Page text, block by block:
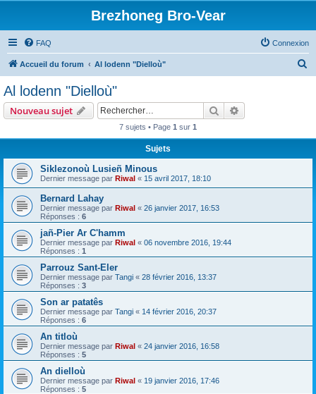
Brezhoneg Bro-Vear
FAQ Connexion
Accueil du forum Al lodenn "Dielloù"
Al lodenn "Dielloù"
Nouveau sujet Rechercher
7 sujets • Page 1 sur 1
Sujets
Siklezonoù Lusieñ Minous
Dernier message par Riwal « 15 avril 2017, 18:10
Bernard Lahay
Dernier message par Riwal « 26 janvier 2017, 16:53
Réponses : 6
jañ-Pier Ar C'hamm
Dernier message par Riwal « 06 novembre 2016, 19:44
Réponses : 1
Parrouz Sant-Eler
Dernier message par Tangi « 28 février 2016, 13:37
Réponses : 3
Son ar patatês
Dernier message par Tangi « 14 février 2016, 20:37
Réponses : 6
An titloù
Dernier message par Riwal « 24 janvier 2016, 16:58
Réponses : 5
An dielloù
Dernier message par Riwal « 19 janvier 2016, 17:46
Réponses : 5